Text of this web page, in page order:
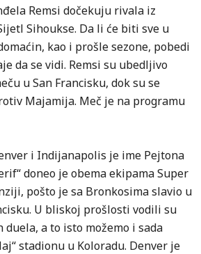
Remsi dočekuju rivala iz
Sihoukse. Da li će biti sve u
kao i prošle sezone, pobedi
da se vidi. Remsi su ubedljivo
u San Francisku, dok su se
Majamija. Meč je na programu
i Indijanapolis je ime Pejtona
doneo je obema ekipama Super
pošto je sa Bronkosima slavio u
U bliskoj prošlosti vodili su
a to isto možemo i sada
stadionu u Koloradu. Denver je